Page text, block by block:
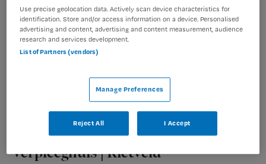
Niet nader bepaald
Niet nader bepaald
Bekijk vacature Bewaren
Verzorgende 3IG nachtdiensten |
Verpleeghuis | Rietveld
Use precise geolocation data. Actively scan device characteristics for
identification. Store and/or access information on a device. Personalised
advertising and content, advertising and content measurement, audience
research and services development.
List of Partners (vendors)
Manage Preferences
Reject All I Accept